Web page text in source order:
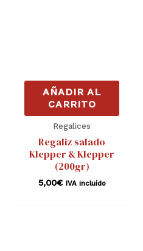
AÑADIR AL
CARRITO
Regalices
Regaliz salado
Klepper & Klepper
(200gr)
5,00€ IVA incluído